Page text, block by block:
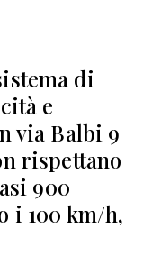
di
e
via Balbi 9
rispettano
900
i 100 km/h,